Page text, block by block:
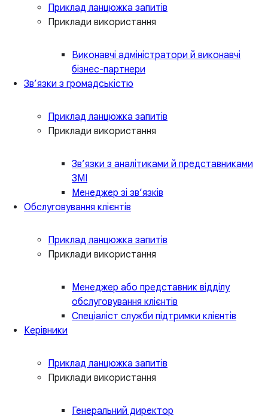
Приклад ланцюжка запитів
Приклади використання
Виконавчі адміністратори й виконавчі
бізнес-партнери
Зв’язки з громадськістю
Приклад ланцюжка запитів
Приклади використання
Зв’язки з аналітиками й представниками
ЗМІ
Менеджер зі зв’язків
Обслуговування клієнтів
Приклад ланцюжка запитів
Приклади використання
Менеджер або представник відділу
обслуговування клієнтів
Спеціаліст служби підтримки клієнтів
Керівники
Приклад ланцюжка запитів
Приклади використання
Генеральний директор